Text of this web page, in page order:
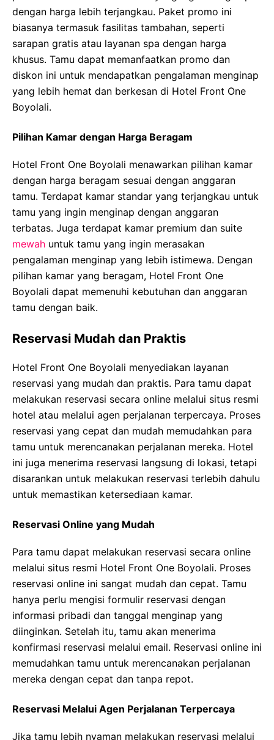
dengan harga lebih terjangkau. Paket promo ini
biasanya termasuk fasilitas tambahan, seperti
sarapan gratis atau layanan spa dengan harga
khusus. Tamu dapat memanfaatkan promo dan
diskon ini untuk mendapatkan pengalaman menginap
yang lebih hemat dan berkesan di Hotel Front One
Boyolali.
Pilihan Kamar dengan Harga Beragam
Hotel Front One Boyolali menawarkan pilihan kamar
dengan harga beragam sesuai dengan anggaran
tamu. Terdapat kamar standar yang terjangkau untuk
tamu yang ingin menginap dengan anggaran
terbatas. Juga terdapat kamar premium dan suite
mewah untuk tamu yang ingin merasakan
pengalaman menginap yang lebih istimewa. Dengan
pilihan kamar yang beragam, Hotel Front One
Boyolali dapat memenuhi kebutuhan dan anggaran
tamu dengan baik.
Reservasi Mudah dan Praktis
Hotel Front One Boyolali menyediakan layanan
reservasi yang mudah dan praktis. Para tamu dapat
melakukan reservasi secara online melalui situs resmi
hotel atau melalui agen perjalanan terpercaya. Proses
reservasi yang cepat dan mudah memudahkan para
tamu untuk merencanakan perjalanan mereka. Hotel
ini juga menerima reservasi langsung di lokasi, tetapi
disarankan untuk melakukan reservasi terlebih dahulu
untuk memastikan ketersediaan kamar.
Reservasi Online yang Mudah
Para tamu dapat melakukan reservasi secara online
melalui situs resmi Hotel Front One Boyolali. Proses
reservasi online ini sangat mudah dan cepat. Tamu
hanya perlu mengisi formulir reservasi dengan
informasi pribadi dan tanggal menginap yang
diinginkan. Setelah itu, tamu akan menerima
konfirmasi reservasi melalui email. Reservasi online ini
memudahkan tamu untuk merencanakan perjalanan
mereka dengan cepat dan tanpa repot.
Reservasi Melalui Agen Perjalanan Terpercaya
Jika tamu lebih nyaman melakukan reservasi melalui